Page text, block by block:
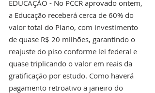
EDUCAÇÃO - No PCCR aprovado ontem,
a Educação receberá cerca de 60% do
valor total do Plano, com investimento
de quase R$ 20 milhões, garantindo o
reajuste do piso conforme lei federal e
quase triplicando o valor em reais da
gratificação por estudo. Como haverá
pagamento retroativo a janeiro do